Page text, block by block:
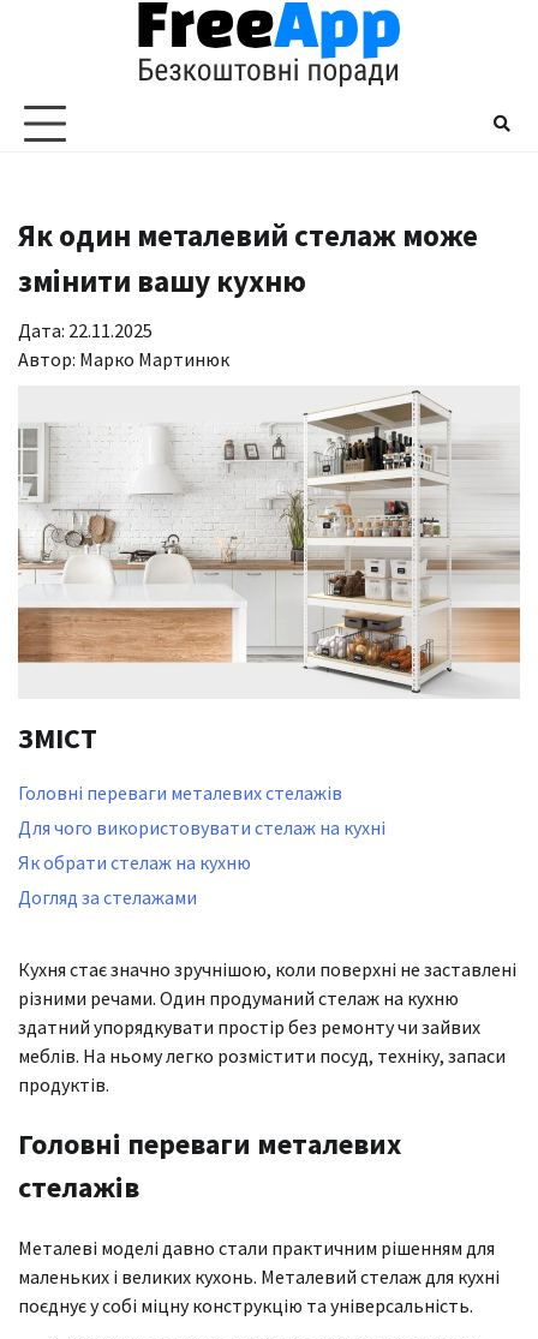
Як один металевий стелаж може
змінити вашу кухню
Дата: 22.11.2025
Автор: Марко Мартинюк
ЗМІСТ
Головні переваги металевих стелажів
Для чого використовувати стелаж на кухні
Як обрати стелаж на кухню
Догляд за стелажами
Кухня стає значно зручнішою, коли поверхні не заставлені
різними речами. Один продуманий стелаж на кухню
здатний упорядкувати простір без ремонту чи зайвих
меблів. На ньому легко розмістити посуд, техніку, запаси
продуктів.
Головні переваги металевих
стелажів
Металеві моделі давно стали практичним рішенням для
маленьких і великих кухонь. Металевий стелаж для кухні
поєднує у собі міцну конструкцію та універсальність.